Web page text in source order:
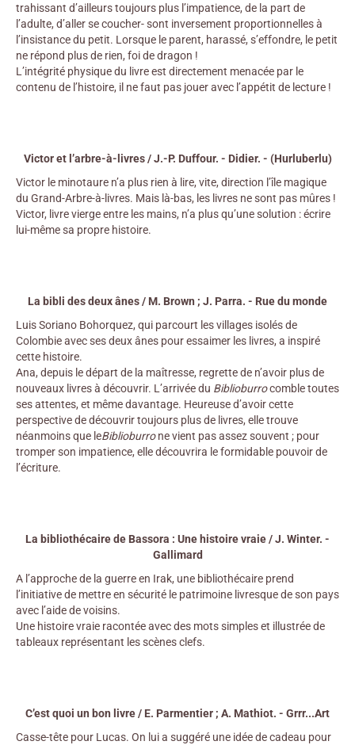
trahissant d’ailleurs toujours plus l’impatience, de la part de
l’adulte, d’aller se coucher- sont inversement proportionnelles à
l’insistance du petit. Lorsque le parent, harassé, s’effondre, le petit
ne répond plus de rien, foi de dragon !
L’intégrité physique du livre est directement menacée par le
contenu de l’histoire, il ne faut pas jouer avec l’appétit de lecture !
Victor et l’arbre-à-livres / J.-P. Duffour. - Didier. - (Hurluberlu)
Victor le minotaure n’a plus rien à lire, vite, direction l’île magique
du Grand-Arbre-à-livres. Mais là-bas, les livres ne sont pas mûres !
Victor, livre vierge entre les mains, n’a plus qu’une solution : écrire
lui-même sa propre histoire.
La bibli des deux ânes / M. Brown ; J. Parra. - Rue du monde
Luis Soriano Bohorquez, qui parcourt les villages isolés de
Colombie avec ses deux ânes pour essaimer les livres, a inspiré
cette histoire.
Ana, depuis le départ de la maîtresse, regrette de n’avoir plus de
nouveaux livres à découvrir. L’arrivée du Biblioburrocomble toutes
ses attentes, et même davantage. Heureuse d’avoir cette
perspective de découvrir toujours plus de livres, elle trouve
néanmoins que leBiblioburrone vient pas assez souvent ; pour
tromper son impatience, elle découvrira le formidable pouvoir de
l’écriture.
La bibliothécaire de Bassora : Une histoire vraie / J. Winter. -
Gallimard
A l’approche de la guerre en Irak, une bibliothécaire prend
l’initiative de mettre en sécurité le patrimoine livresque de son pays
avec l’aide de voisins.
Une histoire vraie racontée avec des mots simples et illustrée de
tableaux représentant les scènes clefs.
C’est quoi un bon livre / E. Parmentier ; A. Mathiot. - Grrr...Art
Casse-tête pour Lucas. On lui a suggéré une idée de cadeau pour